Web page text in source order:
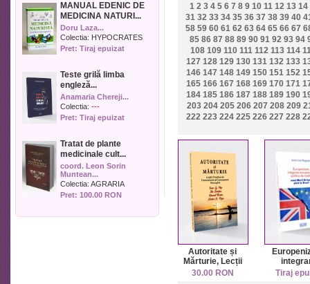
Istorie
Istorie literara
Lexicologie
Management
Matematica
Media
Medicina umana
Medicina veterinara
Muzica
Pedagogie
Politica
Psihologie
Sport
MANUAL EDENIC DE
MEDICINA NATURI...
Doru Laza...
Colectia: HYPOCRATES
Pret: Tiraj epuizat
Teste grilă limba
engleză...
Anamaria Chereji...
Colectia: ---
Pret: Tiraj epuizat
Tratat de plante
medicinale cult...
coord. Leon Sorin
Muntean...
Colectia: AGRARIA
Pret: 100.00 RON
1 2 3 4 5 6 7 8 9 10 11 12 13 14
31 32 33 34 35 36 37 38 39 40
58 59 60 61 62 63 64 65 66 67
85 86 87 88 89 90 91 92 93 94
108 109 110 111 112 113 114
127 128 129 130 131 132 133
146 147 148 149 150 151 152
165 166 167 168 169 170 171
184 185 186 187 188 189 190
203 204 205 206 207 208 209
222 223 224 225 226 227 228
Autoritate și
Mărturie, Lecții
Practice de
30.00 RON
Tiraj